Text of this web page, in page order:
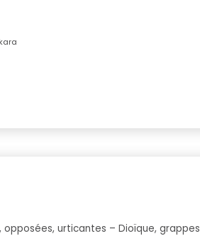
urticantes – Dioïque, grappes